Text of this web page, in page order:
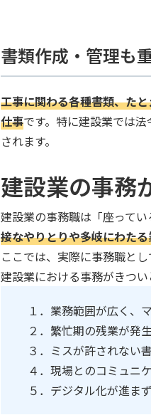
書類作成・管理も
工事に関わる各種書類、た
仕事です。特に建設業では
されます。
建設業の事務
建設業の事務職は「座って
接なやりとりや多岐にわた
ここでは、実際に事務職と
建設業における事務がきつい
１．業務範囲が広く、
２．繁忙期の残業が発
３．ミスが許されない
４．現場とのコミュニ
５．デジタル化が進ま